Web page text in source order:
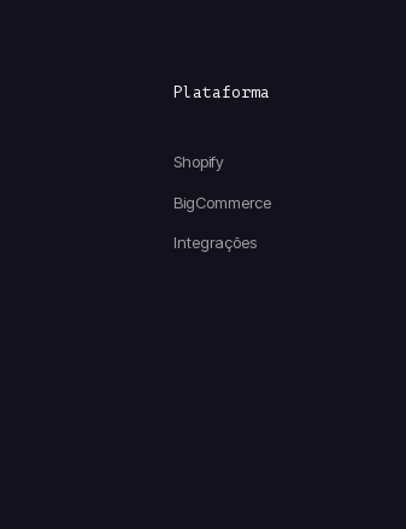
Plataforma
Shopify
BigCommerce
Integrações